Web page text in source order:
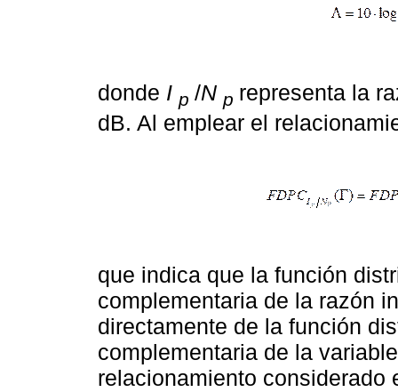
donde I p /N p representa la
dB. Al emplear el
que indica que la función
complementaria de la razón
directamente de la función
complementaria de la
relacionamiento considerado